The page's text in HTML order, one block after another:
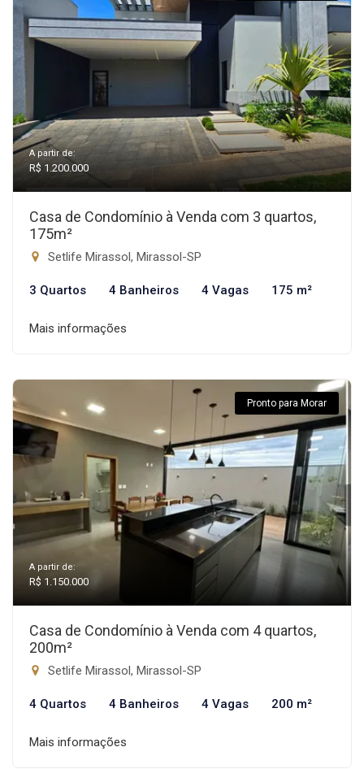
A partir de:
R$ 1.200.000
Casa de Condomínio à Venda com 3 quartos,
175m²
Setlife Mirassol, Mirassol-SP
3 Quartos 4 Banheiros 4 Vagas 175 m²
Mais informações
Pronto para Morar
A partir de:
R$ 1.150.000
Casa de Condomínio à Venda com 4 quartos,
200m²
Setlife Mirassol, Mirassol-SP
4 Quartos 4 Banheiros 4 Vagas 200 m²
Mais informações